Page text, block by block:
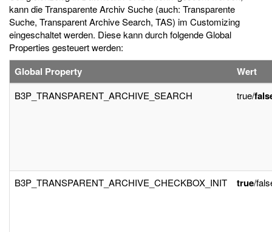
kann die Transparente Archiv Suche (auch: Transparente
Suche, Transparent Archive Search, TAS) im Customizing
eingeschaltet werden. Diese kann durch folgende Global
Properties gesteuert werden:
Global Property Wert
B3P_TRANSPARENT_ARCHIVE_SEARCH true/
B3P_TRANSPARENT_ARCHIVE_CHECKBOX_INIT true/